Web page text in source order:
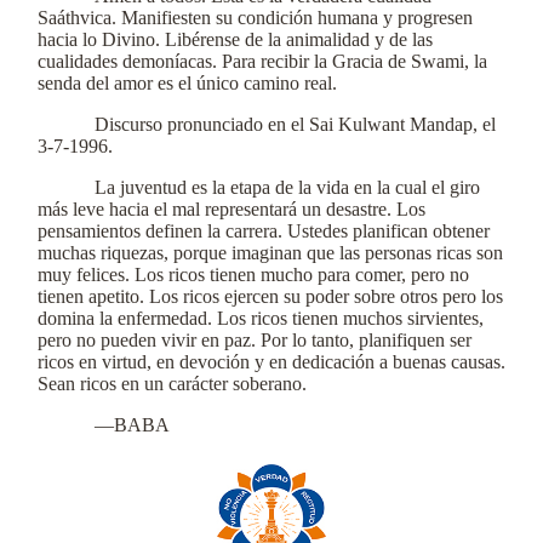
Saáthvica. Manifiesten su condición humana y progresen
hacia lo Divino. Libérense de la animalidad y de las
cualidades demoníacas. Para recibir la Gracia de Swami, la
senda del amor es el único camino real.
Discurso pronunciado en el Sai Kulwant Mandap, el
3-7-1996.
La juventud es la etapa de la vida en la cual el giro
más leve hacia el mal representará un desastre. Los
pensamientos definen la carrera. Ustedes planifican obtener
muchas riquezas, porque imaginan que las personas ricas son
muy felices. Los ricos tienen mucho para comer, pero no
tienen apetito. Los ricos ejercen su poder sobre otros pero los
domina la enfermedad. Los ricos tienen muchos sirvientes,
pero no pueden vivir en paz. Por lo tanto, planifiquen ser
ricos en virtud, en devoción y en dedicación a buenas causas.
Sean ricos en un carácter soberano.
—BABA